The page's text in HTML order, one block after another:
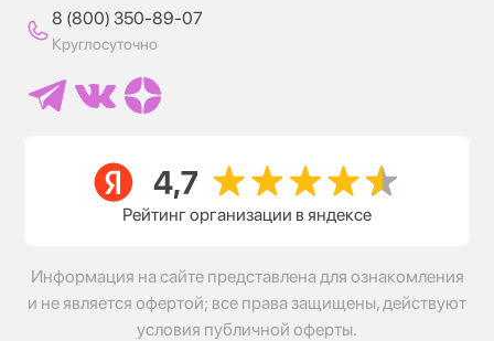
8 (800) 350-89-07
Круглосуточно
Рейтинг организации в яндексе
Информация на сайте представлена для ознакомления
и не является офертой; все права защищены, действуют
условия публичной оферты.